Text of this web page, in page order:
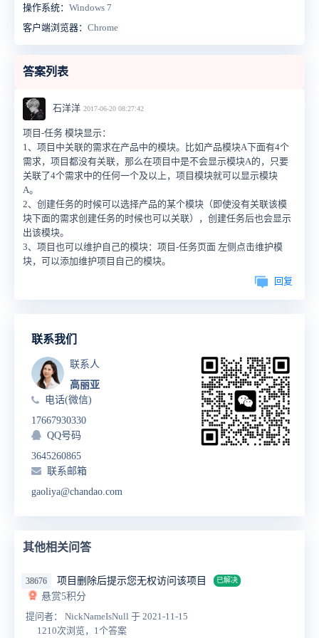
操作系统： Windows 7
客户端浏览器： Chrome
答案列表
石洋洋 2017-06-20 08:27:42
项目-任务 模块显示：
1、项目中关联的需求在产品中的模块。比如产品模块A下面有4个
需求，项目都没有关联，那么在项目中是不会显示模块A的，只要
关联了4个需求中的任何一个及以上，项目模块就可以显示模块
A。
2、创建任务的时候可以选择产品的某个模块（即使没有关联该模
块下面的需求创建任务的时候也可以关联），创建任务后也会显示
出该模块。
3、项目也可以维护自己的模块：项目-任务页面 左侧点击维护模
块，可以添加维护项目自己的模块。
回复
联系我们
联系人
高丽亚
电话(微信)
17667930330
QQ号码
3645260865
联系邮箱
gaoliya@chandao.com
其他相关问答
38676 项目删除后提示您无权访问该项目 已解决
悬赏5积分
提问者： NickNameIsNull 于 2021-11-15
1210次浏览，1个答案